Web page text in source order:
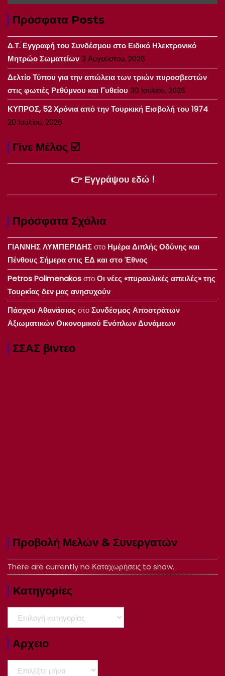
Πρόσφατα Posts
Δ.Τ. Εγγραφή του Συνδέσμου στο Ειδικό Ηλεκτρονικό
Μητρώο Σωματείων3 Αυγούστου, 2026
Δελτίο Τύπου για την απώλεια των τριών πυροσβεστών
στις φωτιές Ρεθύμνου και Γυθείου 30 Ιουλίου, 2026
ΚΥΠΡΟΣ, 52 Χρόνια από την Τουρκική Εισβολή του 1974
20 Ιουλίου, 2026
Γίνε Μέλος ☑️
👉 Εγγράψου εδώ !
Πρόσφατα Σχόλια
ΓΙΑΝΝΗΣ ΛΥΜΠΕΡΙΔΗΣστο Ημέρα Διπλής Οδύνης και
Πένθους Σήμερα στις ΕΔ και στο Έθνος
Petros PolimenakosστοΟι νέες «πυραυλικές απειλές» της
Τουρκίας δεν μας ανησυχούν
Πάσχου Αθανάσιος στοΣυνδέσμος Αποστράτων
Αξιωματικών Οικονομικού Ενόπλων Δυνάμεων
ΣΣΑΣ βιντεο
Προβολή Μελών & Συνεργατών
There are currently no Καταχωρήσεις to show.
Kατηγορίες
Αρχειο